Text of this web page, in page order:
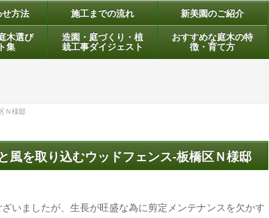
せ方法 施工までの流れ 新美園のご紹介
木選び
集
造園・庭づくり・植
栽工事ダイジェスト
おすすめな庭木の特
徴・育て方
Ｎ様邸
風を取り込むウッドフェンス-板橋区Ｎ様邸
いましたが、生長が旺盛な為に剪定メンテナンスを欠かす